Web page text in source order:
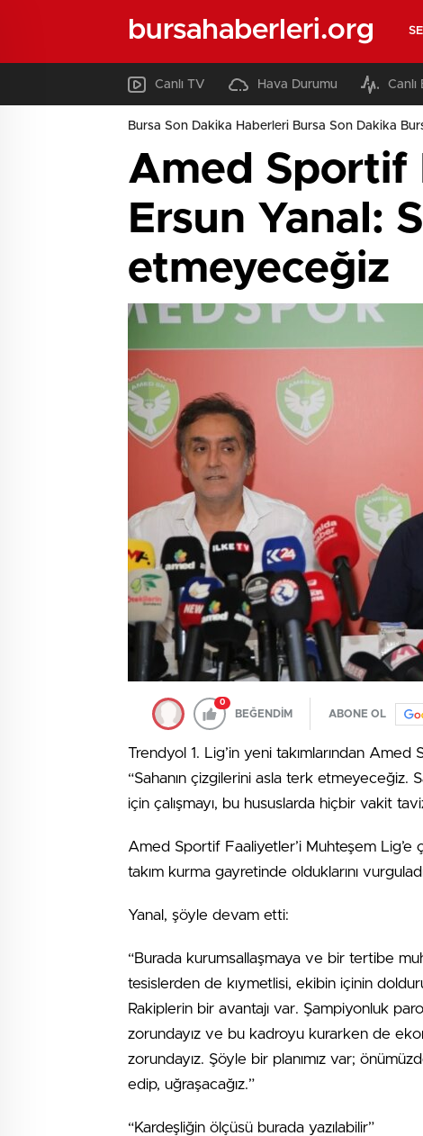
bursahaberleri.org
Canlı TV Hava Durumu Canlı
Bursa Son Dakika Haberleri Bursa Son Dakika
Amed Sportif
Ersun Yanal:
etmeyeceğiz
0
BEĞENDİM ABONE OL
Trendyol 1. Lig’in yeni takımlarından
“Sahanın çizgilerini asla terk
için çalışmayı, bu hususlarda hiçbir vakit
Amed Sportif Faaliyetler’i Muhteşem Lig’e
takım kurma gayretinde olduklarını
Yanal, şöyle devam etti:
“Burada kurumsallaşmaya ve bir tertibe
tesislerden de kıymetlisi, ekibin içinin
Rakiplerin bir avantajı var. Şampiyonluk
zorundayız ve bu kadroyu kurarken de
zorundayız. Şöyle bir planımız var;
edip, uğraşacağız.”
“Kardeşliğin ölçüsü burada yazılabilir”